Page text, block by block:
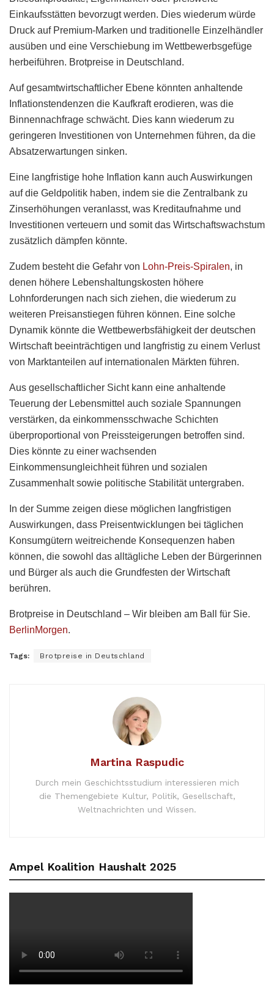
Einkaufsstätten bevorzugt werden. Dies wiederum würde
Druck auf Premium-Marken und traditionelle Einzelhändler
ausüben und eine Verschiebung im Wettbewerbsgefüge
herbeiführen. Brotpreise in Deutschland.
Auf gesamtwirtschaftlicher Ebene könnten anhaltende
Inflationstendenzen die Kaufkraft erodieren, was die
Binnennachfrage schwächt. Dies kann wiederum zu
geringeren Investitionen von Unternehmen führen, da die
Absatzerwartungen sinken.
Eine langfristige hohe Inflation kann auch Auswirkungen
auf die Geldpolitik haben, indem sie die Zentralbank zu
Zinserhöhungen veranlasst, was Kreditaufnahme und
Investitionen verteuern und somit das Wirtschaftswachstum
zusätzlich dämpfen könnte.
Zudem besteht die Gefahr von Lohn-Preis-Spiralen, in
denen höhere Lebenshaltungskosten höhere
Lohnforderungen nach sich ziehen, die wiederum zu
weiteren Preisanstiegen führen können. Eine solche
Dynamik könnte die Wettbewerbsfähigkeit der deutschen
Wirtschaft beeinträchtigen und langfristig zu einem Verlust
von Marktanteilen auf internationalen Märkten führen.
Aus gesellschaftlicher Sicht kann eine anhaltende
Teuerung der Lebensmittel auch soziale Spannungen
verstärken, da einkommensschwache Schichten
überproportional von Preissteigerungen betroffen sind.
Dies könnte zu einer wachsenden
Einkommensungleichheit führen und sozialen
Zusammenhalt sowie politische Stabilität untergraben.
In der Summe zeigen diese möglichen langfristigen
Auswirkungen, dass Preisentwicklungen bei täglichen
Konsumgütern weitreichende Konsequenzen haben
können, die sowohl das alltägliche Leben der Bürgerinnen
und Bürger als auch die Grundfesten der Wirtschaft
berühren.
Brotpreise in Deutschland – Wir bleiben am Ball für Sie.
BerlinMorgen.
Tags: Brotpreise in Deutschland
Martina Raspudic
Durch mein Geschichtsstudium interessieren mich
die Themengebiete Kultur, Politik, Gesellschaft,
Weltnachrichten und Wissen.
Ampel Koalition Haushalt 2025